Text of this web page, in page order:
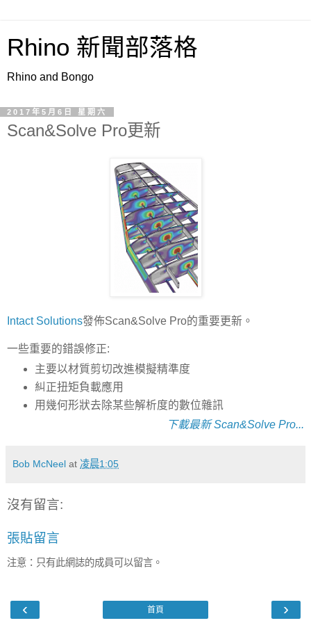
Rhino 新聞部落格
Rhino and Bongo
2017年5月6日 星期六
Scan&Solve Pro更新
Intact Solutions發佈Scan&Solve Pro的重要更新。
一些重要的錯誤修正:
主要以材質剪切改進模擬精準度
糾正扭矩負載應用
用幾何形狀去除某些解析度的數位雜訊
下載最新 Scan&Solve Pro...
Bob McNeel at 凌晨1:05
沒有留言:
張貼留言
注意：只有此網誌的成員可以留言。
‹ ›
首頁